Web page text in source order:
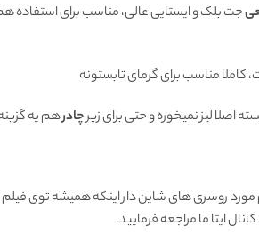
جت بلک و ایستایی عالی، مناسب برای
مناسب برای گرمای تابستونه
اصلا لیز نمیخوره و حتی برای زیرچادرهم یه
مورد روسری های شاین دار اینکه همیشه توی
ایتا ما مراجعه فرمایید.